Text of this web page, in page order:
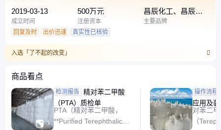
2019-03-13
成立时间
500万元
注册资本
昌辰化工、昌辰、
国产
主要品牌
回复及时
出价迅速 真实性已核验
入选「了不起的改变」
商品看点
 3
检测报告
（PTA）质检单
PTA（精对苯二甲酸，
**Purified Terephthalic
操作流程
应用及
对苯二
（